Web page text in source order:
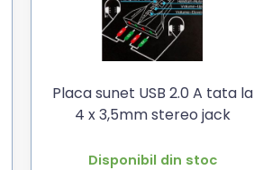
Placa sunet USB 2.0 A tata la
4 x 3,5mm stereo jack
Disponibil din stoc